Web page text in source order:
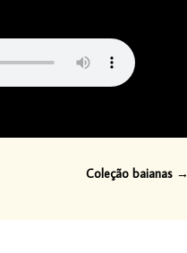
Coleção baianas→